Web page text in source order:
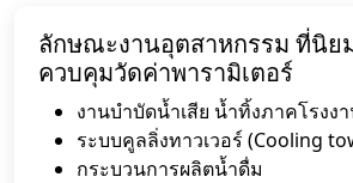
ลักษณะงานอุตสาหกรรม ที่นิย
ควบคุมวัดค่าพารามิเตอร์
งานบำบัดน้ำเสีย น้ำทิ้งภาคโรงง
ระบบคูลลิ่งทาวเวอร์ (Cooling
กระบวนการผลิตน้ำดื่ม